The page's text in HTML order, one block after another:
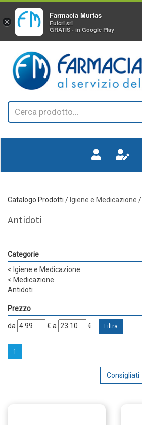
contenuto
principale
SCANO
Cerca
Prodotto
Catalogo Prodotti / Igiene e Medicazione /
Antidoti
Categorie
< Igiene e Medicazione
< Medicazione
Antidoti
Prezzo
filtra
da € filtra
a €
1
Consigliati
×
Farmacia Murtas
Fulcri srl
GRATIS - in Google Play